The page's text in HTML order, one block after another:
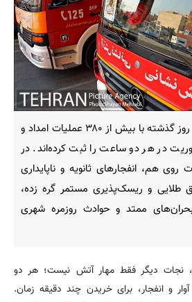
آتش‌نشانان تهران در ۲۹ روز گذشته با بیش از ۳۸۰ عملیات امداد و
در هر دو ساعت را ثبت کرده‌اند. در
هم، انفجارهای ثانویه و ناپایداری
طلایی و ریسک‌پذیری مستمر گره زده،
ممتد و حوادث روزمره شهری
نجات دیگر فقط مهار آتش نیست؛ هر دو
و انفجار، برای خریدن چند دقیقه زمان.